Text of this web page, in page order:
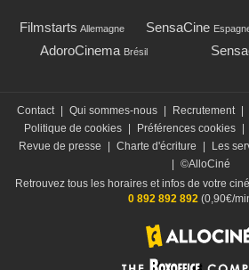
Filmstarts Allemagne SensaCine
AdoroCinema Brésil
Contact Qui sommes-nous Recrutement
Politique de cookies
Préférences cookies
Revue de presse
Charte d'écriture Les
©AlloCiné
Retrouvez tous les horaires et infos de votre
0 892 892 892(0,90€/